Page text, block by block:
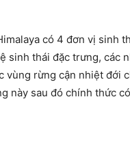
có 4 đơn vị sinh
sinh thái đặc trưng, các
vùng rừng cận nhiệt đới
này sau đó chính thức